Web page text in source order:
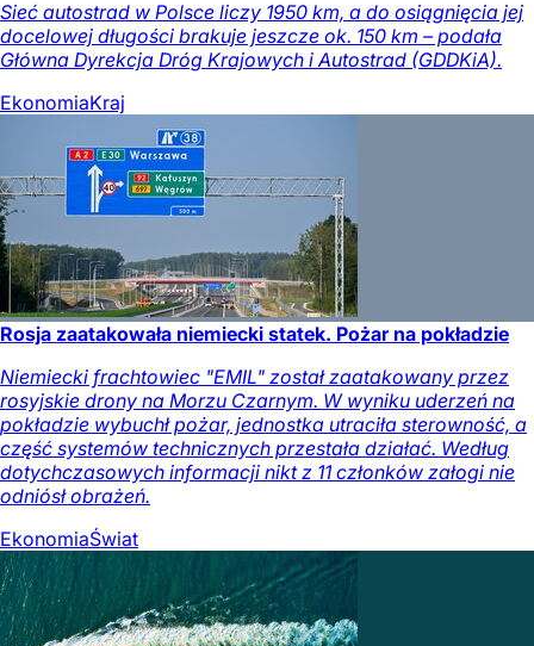
Sieć autostrad w Polsce liczy 1950 km, a do osiągnięcia jej
docelowej długości brakuje jeszcze ok. 150 km – podała
Główna Dyrekcja Dróg Krajowych i Autostrad (GDDKiA).
EkonomiaKraj
Rosja zaatakowała niemiecki statek. Pożar na pokładzie
Niemiecki frachtowiec "EMIL" został zaatakowany przez
rosyjskie drony na Morzu Czarnym. W wyniku uderzeń na
pokładzie wybuchł pożar, jednostka utraciła sterowność, a
część systemów technicznych przestała działać. Według
dotychczasowych informacji nikt z 11 członków załogi nie
odniósł obrażeń.
EkonomiaŚwiat